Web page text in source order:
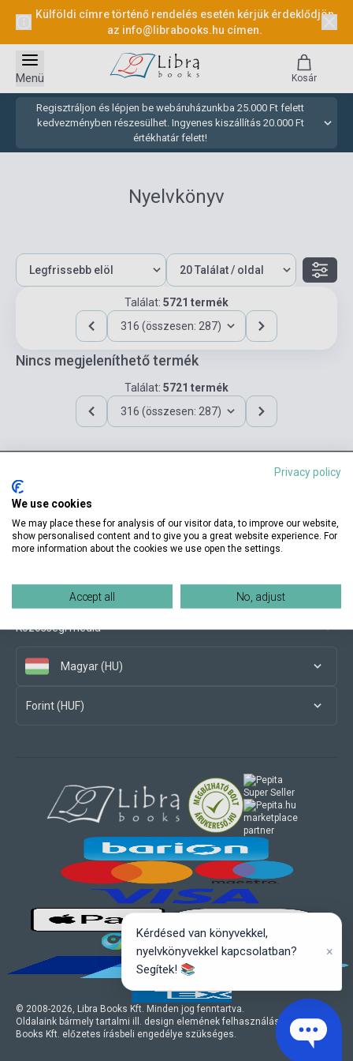
Külföldi címre történő rendelés esetén kérjük érdeklődjön
az info@librabooks.hu címen.
Regisztráljon és lépjen be webáruházunkba 25.000 Ft felett
kedvezményben részesülhet. Ingyenes kiszállítás 20.000 Ft
értékhatár felett!
Menü Kosár
Nyelvkönyv
Találat: 5721 termék
316 (összesen: 287)
Nincs megjeleníthető termék
Találat: 5721 termék
316 (összesen: 287)
Elérhetőségeink
Közösségi média
Magyar (HU)
Forint (HUF)
© 2008-2026, Libra Books Kft. Minden jog fenntartva.
Oldalaink bármely tartalmi ill. design elemének felhasználásához a Libra
Books Kft. előzetes írásbeli engedélye szükséges.
marketplace
partner
Privacy policy
We use cookies
We may place these for analysis of our visitor data, to improve our website,
show personalised content and to give you a great website experience. For
more information about the cookies we use open the settings.
Accept all No, adjust
Kérdésed van könyvekkel,
nyelvkönyvekkel kapcsolatban?
Segítek! 📚
×